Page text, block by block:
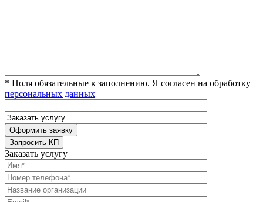
* Поля обязательные к заполнению. Я согласен на обработку
персональных данных
Заказать услугу